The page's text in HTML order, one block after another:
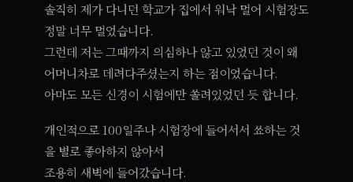
솔직히 제가 다니던 학교가 집에서 워낙 멀어 시험장도
정말 너무 멀었습니다.
그런데 저는 그때까지 의심하나 않고 있었던 것이 왜
어머니차로 데려다주셨는지 하는 점이었습니다.
아마도 모든 신경이 시험에만 쏠려있었던 듯 합니다.
개인적으로 100일주나 시험장에 들어서서 쑈하는 것
을 별로 좋아하지 않아서
조용히 새벽에 들어갔습니다.